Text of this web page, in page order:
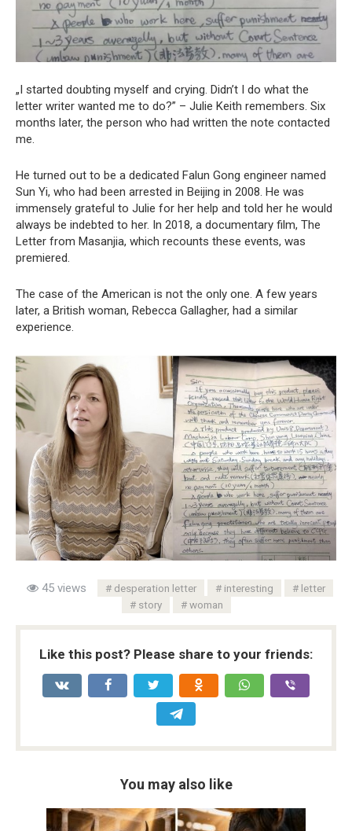
„I started doubting myself and crying. Didn’t I do what the
letter writer wanted me to do?” – Julie Keith remembers. Six
months later, the person who had written the note contacted
me.
He turned out to be a dedicated Falun Gong engineer named
Sun Yi, who had been arrested in Beijing in 2008. He was
immensely grateful to Julie for her help and told her he would
always be indebted to her. In 2018, a documentary film, The
Letter from Masanjia, which recounts these events, was
premiered.
The case of the American is not the only one. A few years
later, a British woman, Rebecca Gallagher, had a similar
experience.
45 views desperation letter interesting
letter
story
woman
Like this post? Please share to your friends:
You may also like